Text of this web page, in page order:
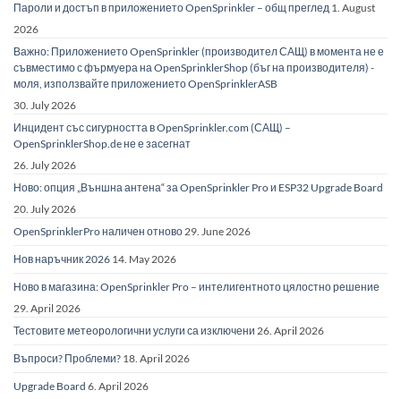
Пароли и достъп в приложението OpenSprinkler – общ преглед 1. August
2026
Важно: Приложението OpenSprinkler (производител САЩ) в момента не е
съвместимо с фърмуера на OpenSprinklerShop (бъг на производителя) -
моля, използвайте приложението OpenSprinklerASB
30. July 2026
Инцидент със сигурността в OpenSprinkler.com (САЩ) –
OpenSprinklerShop.de не е засегнат
26. July 2026
Ново: опция „Външна антена“ за OpenSprinkler Pro и ESP32 Upgrade Board
20. July 2026
OpenSprinklerPro наличен отново29. June 2026
Нов наръчник 2026 14. May 2026
Ново в магазина: OpenSprinkler Pro – интелигентното цялостно решение
29. April 2026
Тестовите метеорологични услуги са изключени 26. April 2026
Въпроси? Проблеми? 18. April 2026
Upgrade Board 6. April 2026